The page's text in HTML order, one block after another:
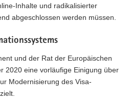
Inhalte und radikalisierter
abgeschlossen werden müssen.
und der Rat der Europäischen
2020 eine vorläufige Einigung über
Modernisierung des Visa-